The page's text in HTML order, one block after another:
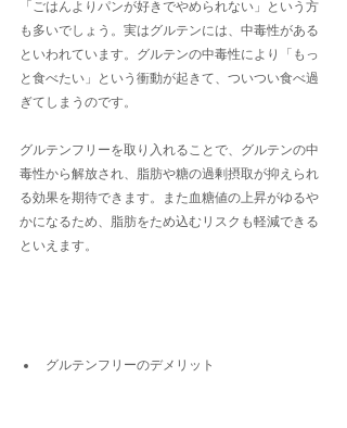
「ごはんよりパンが好きでやめられない」という方
も多いでしょう。実はグルテンには、中毒性がある
といわれています。グルテンの中毒性により「もっ
と食べたい」という衝動が起きて、ついつい食べ過
ぎてしまうのです。
グルテンフリーを取り入れることで、グルテンの中
毒性から解放され、脂肪や糖の過剰摂取が抑えられ
る効果を期待できます。また血糖値の上昇がゆるや
かになるため、脂肪をため込むリスクも軽減できる
といえます。
グルテンフリーのデメリット